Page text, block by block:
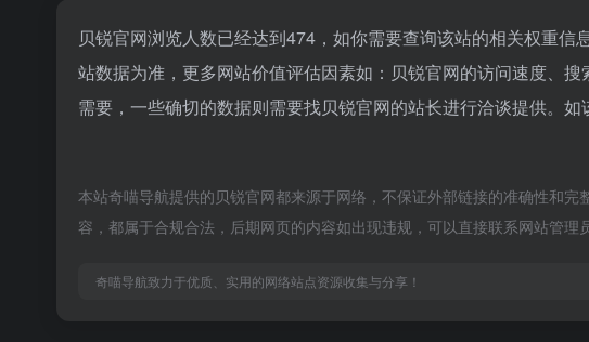
贝锐官网浏览人数已经达到474，如你需要查询该站的相关权重信
站数据为准，更多网站价值评估因素如：贝锐官网的访问速度、
需要，一些确切的数据则需要找贝锐官网的站长进行洽谈提供。如
本站奇喵导航提供的贝锐官网都来源于网络，不保证外部链接的准确性和
容，都属于合规合法，后期网页的内容如出现违规，可以直接联系网站管理
奇喵导航致力于优质、实用的网络站点资源收集与分享！